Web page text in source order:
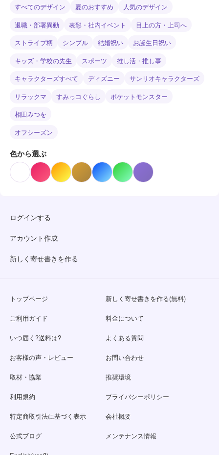
すべてのデザイン 夏のおすすめ
人気のデザイン
退職・部署異動
表彰・社内イベント
目上の方・上司へ
ストライプ柄
シンプル 結婚祝い
お誕生日祝い
キッズ・学校の先生
スポーツ
推し活・推し事
キャラクターズすべて
ディズニー
サンリオキャラクターズ
リラックマ
すみっコぐらし
ポケットモンスター
相田みつを
オフシーズン
色から選ぶ
ログインする
アカウント作成
新しく寄せ書きを作る
トップページ 新しく寄せ書きを作る(無料)
ご利用ガイド 料金について
いつ届く?送料は? よくある質問
お客様の声・レビュー お問い合わせ
取材・協業 推奨環境
利用規約 プライバシーポリシー
特定商取引法に基づく表示 会社概要
公式ブログ メンテナンス情報